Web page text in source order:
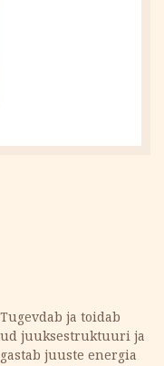
ja toidab
juuksestruktuuri ja
juuste energia